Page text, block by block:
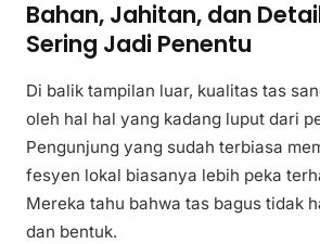
Bahan, Jahitan, dan
Sering Jadi Penentu
Di balik tampilan luar, kualitas tas
oleh hal hal yang kadang luput dari
Pengunjung yang sudah terbiasa
fesyen lokal biasanya lebih peka
Mereka tahu bahwa tas bagus tidak
dan bentuk.